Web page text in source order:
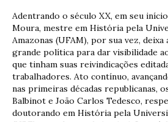
Adentrando o século XX, em seu
Moura, mestre em História pela
Amazonas (UFAM), por sua vez, deixa
grande política para dar visibilidade
que tinham suas reivindicações
trabalhadores. Ato contínuo,
nas primeiras décadas republicanas,
Balbinot e João Carlos Tedesco,
doutorando em História pela